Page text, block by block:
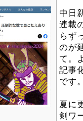
中日
連載
らず
のが
て。
記事
です
夏に
剣ワ